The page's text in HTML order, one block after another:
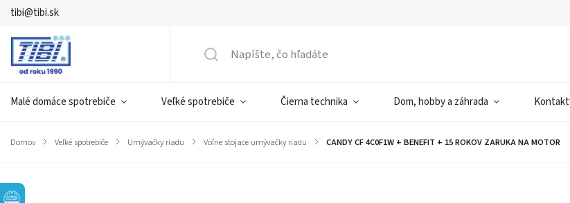
tibi@tibi.sk
Malé domáce spotrebiče Veľké spotrebiče Čierna technika Dom, hobby a záhrada
Domov / Veľké spotrebiče / Umývačky riadu / Voľne stojace umývačky riadu / CANDY CF 4C0F1W + BENEFIT + 15 ROKOV ZARUKA NA MOTOR
Značka: